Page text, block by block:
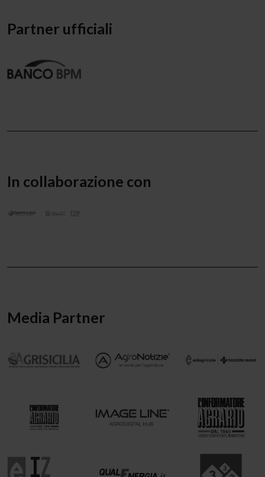
Partner ufficiali
In collaborazione con
Media Partner